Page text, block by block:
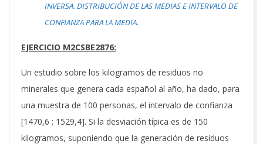
INVERSA. DISTRIBUCIÓN DE LAS MEDIAS E INTERVALO DE
CONFIANZA PARA LA MEDIA.
EJERCICIO M2CSBE2876:
Un estudio sobre los kilogramos de residuos no
minerales que genera cada español al año, ha dado, para
una muestra de 100 personas, el intervalo de confianza
[1470,6 ; 1529,4]. Si la desviación típica es de 150
kilogramos, suponiendo que la generación de residuos